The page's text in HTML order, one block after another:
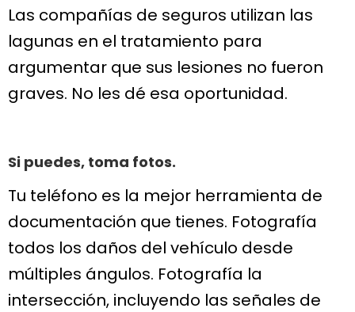
Las compañías de seguros utilizan las
lagunas en el tratamiento para
argumentar que sus lesiones no fueron
graves. No les dé esa oportunidad.
Si puedes, toma fotos.
Tu teléfono es la mejor herramienta de
documentación que tienes. Fotografía
todos los daños del vehículo desde
múltiples ángulos. Fotografía la
intersección, incluyendo las señales de